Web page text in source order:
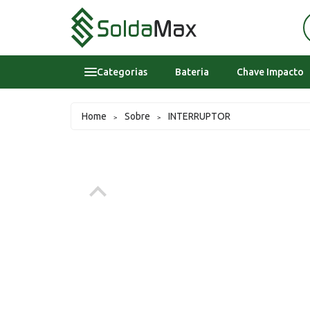
Categorias
Epi's
Bateria Chave Impacto
Home > Sobre > INTERRUPTOR